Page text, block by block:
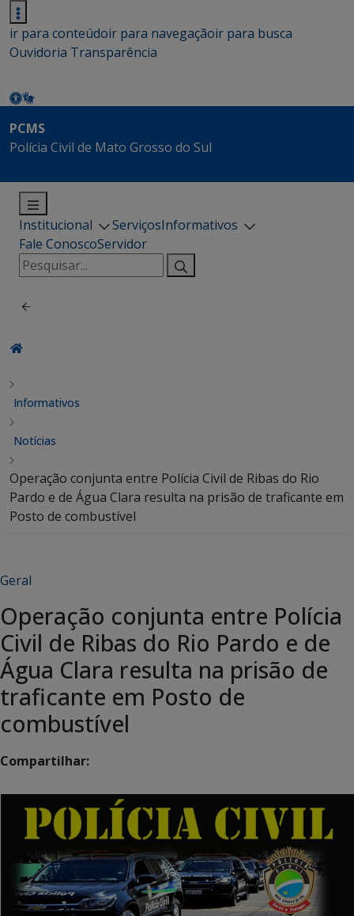
ir para conteúdoir para navegaçãoir para busca
Ouvidoria Transparência
PCMS
Polícia Civil de Mato Grosso do Sul
Institucional ServiçosInformativos
Fale ConoscoServidor
Pesquisar
por:
Informativos
Notícias
Operação conjunta entre Polícia Civil de Ribas do Rio
Pardo e de Água Clara resulta na prisão de traficante em
Posto de combustível
Geral
Operação conjunta entre Polícia
Civil de Ribas do Rio Pardo e de
Água Clara resulta na prisão de
traficante em Posto de
combustível
Compartilhar: